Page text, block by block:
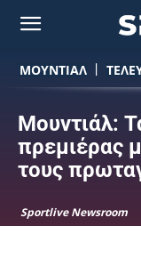
ΜΟΥΝΤΙΆΛ
Μουντιάλ:
πρεμιέρας
τους
Sportlive Newsroom